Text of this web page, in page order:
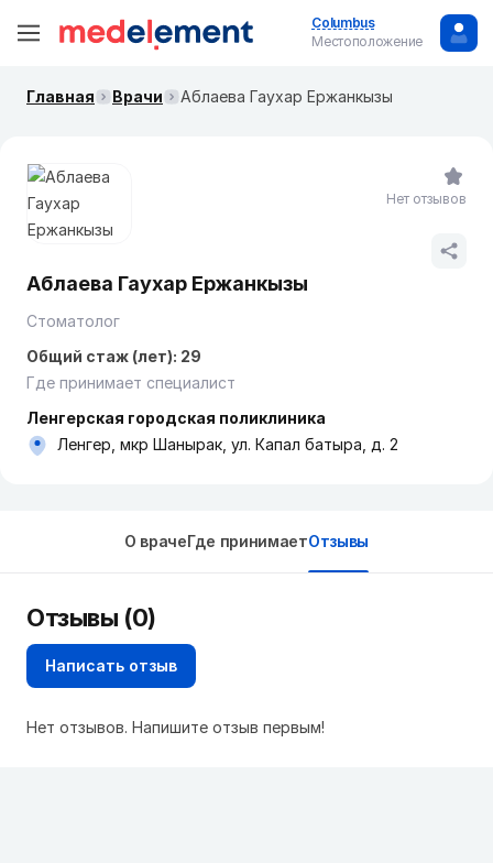
Columbus
Местоположение
Главная Врачи Аблаева Гаухар Ержанкызы
Аблаева Гаухар Ержанкызы
Стоматолог
Общий стаж (лет): 29
Где принимает специалист
Ленгерская городская поликлиника
Ленгер, мкр Шанырак, ул. Капал батыра, д. 2
Нет отзывов
О врачеГде принимаетОтзывы
Отзывы (0)
Написать отзыв
Нет отзывов. Напишите отзыв первым!